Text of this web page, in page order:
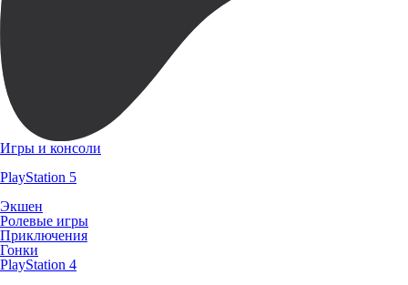
Игры и консоли
PlayStation 5
Экшен
Ролевые игры
Приключения
Гонки
PlayStation 4